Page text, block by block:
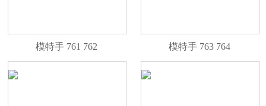
模特手 761 762 模特手 763 764